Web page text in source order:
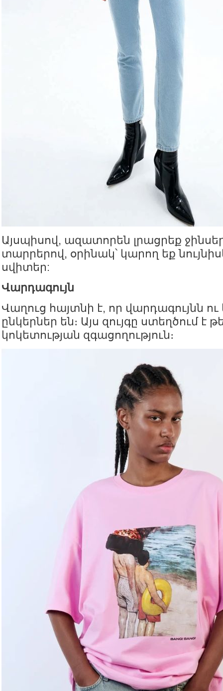
Այսպիսով, ազատորեն լրացրեք
տարրերով, օրինակ՝ կարող եք
սվիտեր:
Վարդագույն
Վաղուց հայտնի է, որ վարդագույնն
ընկերներ են։ Այս զույգը ստեղծում է
կոկետության զգացողություն։